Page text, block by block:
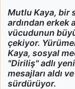
Mutlu Kaya, bir
ardından erkek
vücudunun
çekiyor.
Kaya, sosyal
"Diriliş" adlı
mesajları aldı
sürdürüyor.